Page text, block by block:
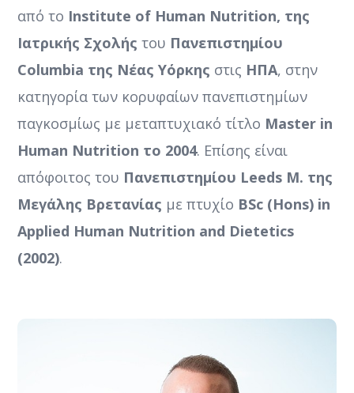
από το Institute of Human Nutrition, της
Ιατρικής Σχολής του Πανεπιστημίου
Columbia της Νέας Υόρκης στις ΗΠΑ, στην
κατηγορία των κορυφαίων πανεπιστημίων
παγκοσμίως με μεταπτυχιακό τίτλο Master in
Human Nutrition το 2004. Επίσης είναι
απόφοιτος του Πανεπιστημίου Leeds Μ. της
Μεγάλης Βρετανίας με πτυχίο BSc (Hons) in
Applied Human Nutrition and Dietetics
(2002).